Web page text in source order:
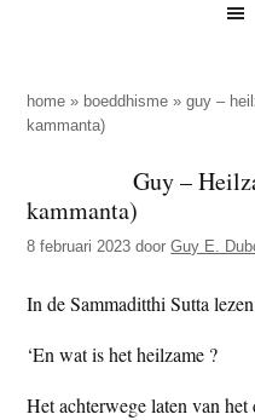
p
d
z
e
i
t
e
i
n
n
d
z
e
i
home » boeddhisme »guy –
kammanta)
Guy –
kammanta)
8 februari 2023 doorGuy E.
In de Sammaditthi Sutta
‘En wat is het heilzame ?
Het achterwege laten van